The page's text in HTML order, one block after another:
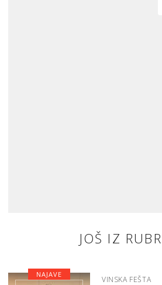
JOŠ IZ
VINSKA FEŠTA
NAJAVE